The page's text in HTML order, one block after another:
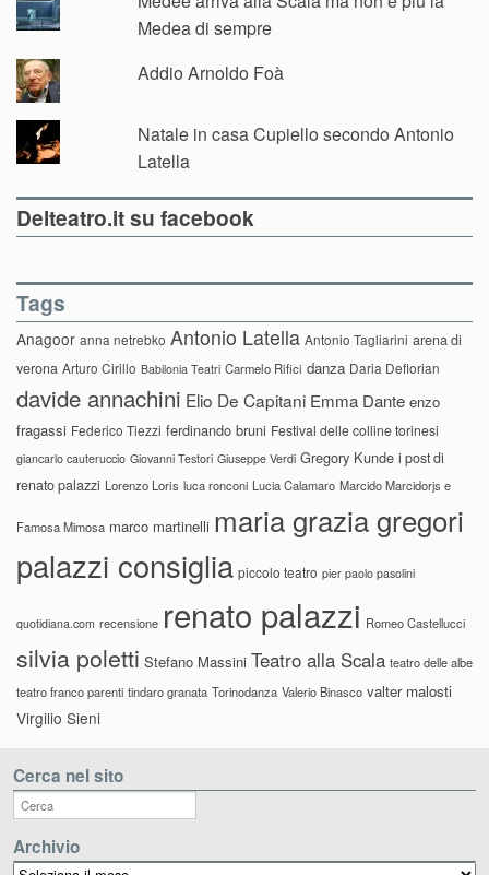
Medea di sempre
Addio Arnoldo Foà
Natale in casa Cupiello secondo Antonio
Latella
Delteatro.it su facebook
Tags
Anagoor anna netrebko Antonio Latella Antonio Tagliarini arena di
verona Arturo Cirillo Babilonia Teatri Carmelo Rifici danza Daria Deflorian
davide annachini Elio De Capitani Emma Dante enzo
fragassi Federico Tiezzi ferdinando bruni Festival delle colline torinesi
giancarlo cauteruccio Giovanni Testori Giuseppe Verdi Gregory Kunde i post di
renato palazzi Lorenzo Loris luca ronconi Lucia Calamaro Marcido Marcidorjs e
Famosa Mimosa marco martinelli maria grazia gregori
palazzi consiglia piccolo teatro pier paolo pasolini
quotidiana.com recensione renato palazzi Romeo Castellucci
silvia poletti Stefano Massini Teatro alla Scala teatro delle albe
teatro franco parenti tindaro granata Torinodanza Valerio Binasco valter malosti
Virgilio Sieni
Cerca nel sito
Archivio
Archivio